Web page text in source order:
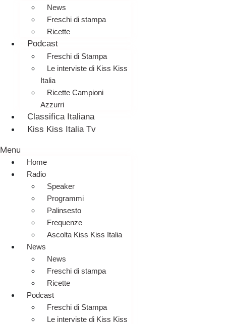
News
Freschi di stampa
Ricette
Podcast
Freschi di Stampa
Le interviste di Kiss Kiss
Italia
Ricette Campioni
Azzurri
Classifica Italiana
Kiss Kiss Italia Tv
Menu
Home
Radio
Speaker
Programmi
Palinsesto
Frequenze
Ascolta Kiss Kiss Italia
News
News
Freschi di stampa
Ricette
Podcast
Freschi di Stampa
Le interviste di Kiss Kiss